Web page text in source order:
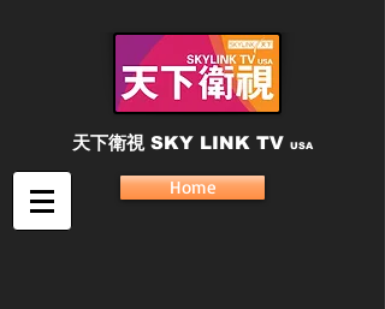
天下衛視 SKY LINK TV USA
Home